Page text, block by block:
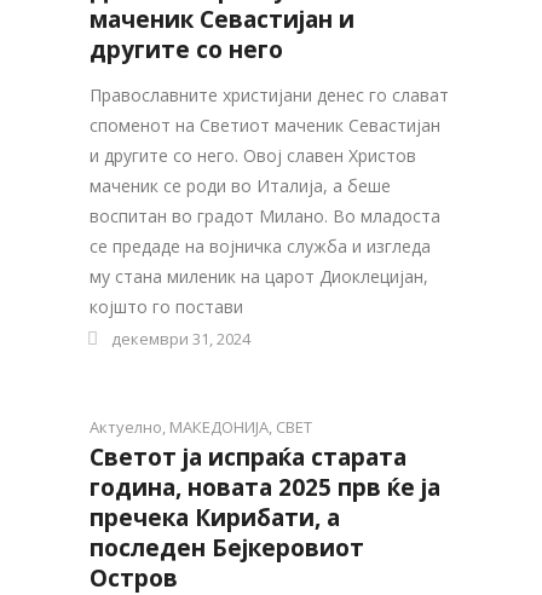
маченик Севастијан и
другите со него
Православните христијани денес го слават
споменот на Светиот маченик Севастијан
и другите со него. Овој славен Христов
маченик се роди во Италија, а беше
воспитан во градот Милано. Во младоста
се предаде на војничка служба и изгледа
му стана миленик на царот Диоклецијан,
којшто го постави
декември 31, 2024
Актуелно, МАКЕДОНИЈА, СВЕТ
Светот ја испраќа старата
година, новата 2025 прв ќе ја
пречека Кирибати, а
последен Бејкеровиот
Остров